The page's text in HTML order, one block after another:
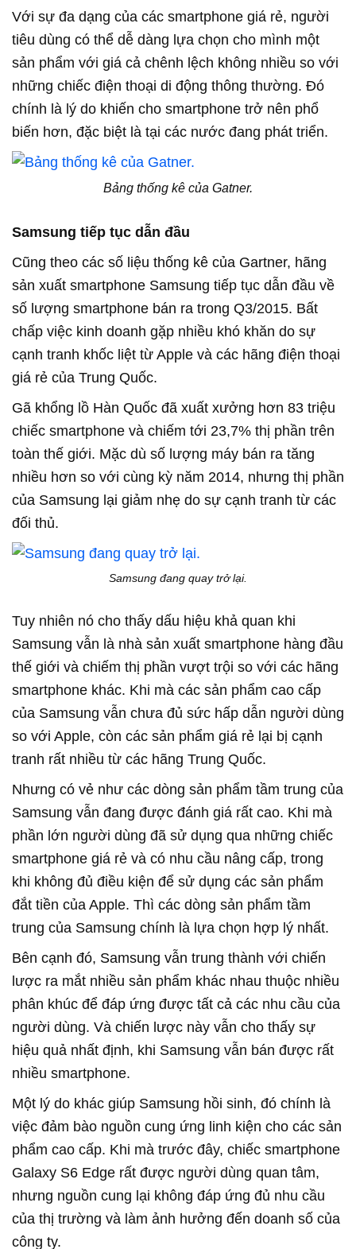
Với sự đa dạng của các smartphone giá rẻ, người
tiêu dùng có thể dễ dàng lựa chọn cho mình một
sản phẩm với giá cả chênh lệch không nhiều so với
những chiếc điện thoại di động thông thường. Đó
chính là lý do khiến cho smartphone trở nên phổ
biến hơn, đặc biệt là tại các nước đang phát triển.
Bảng thống kê của Gatner.
Samsung tiếp tục dẫn đầu
Cũng theo các số liệu thống kê của Gartner, hãng
sản xuất smartphone Samsung tiếp tục dẫn đầu về
số lượng smartphone bán ra trong Q3/2015. Bất
chấp việc kinh doanh gặp nhiều khó khăn do sự
cạnh tranh khốc liệt từ Apple và các hãng điện thoại
giá rẻ của Trung Quốc.
Gã khổng lồ Hàn Quốc đã xuất xưởng hơn 83 triệu
chiếc smartphone và chiếm tới 23,7% thị phần trên
toàn thế giới. Mặc dù số lượng máy bán ra tăng
nhiều hơn so với cùng kỳ năm 2014, nhưng thị phần
của Samsung lại giảm nhẹ do sự cạnh tranh từ các
đối thủ.
Samsung đang quay trở lại.
Tuy nhiên nó cho thấy dấu hiệu khả quan khi
Samsung vẫn là nhà sản xuất smartphone hàng đầu
thế giới và chiếm thị phần vượt trội so với các hãng
smartphone khác. Khi mà các sản phẩm cao cấp
của Samsung vẫn chưa đủ sức hấp dẫn người dùng
so với Apple, còn các sản phẩm giá rẻ lại bị cạnh
tranh rất nhiều từ các hãng Trung Quốc.
Nhưng có vẻ như các dòng sản phẩm tầm trung của
Samsung vẫn đang được đánh giá rất cao. Khi mà
phần lớn người dùng đã sử dụng qua những chiếc
smartphone giá rẻ và có nhu cầu nâng cấp, trong
khi không đủ điều kiện để sử dụng các sản phẩm
đắt tiền của Apple. Thì các dòng sản phẩm tầm
trung của Samsung chính là lựa chọn hợp lý nhất.
Bên cạnh đó, Samsung vẫn trung thành với chiến
lược ra mắt nhiều sản phẩm khác nhau thuộc nhiều
phân khúc để đáp ứng được tất cả các nhu cầu của
người dùng. Và chiến lược này vẫn cho thấy sự
hiệu quả nhất định, khi Samsung vẫn bán được rất
nhiều smartphone.
Một lý do khác giúp Samsung hồi sinh, đó chính là
việc đảm bào nguồn cung ứng linh kiện cho các sản
phẩm cao cấp. Khi mà trước đây, chiếc smartphone
Galaxy S6 Edge rất được người dùng quan tâm,
nhưng nguồn cung lại không đáp ứng đủ nhu cầu
của thị trường và làm ảnh hưởng đến doanh số của
công ty.